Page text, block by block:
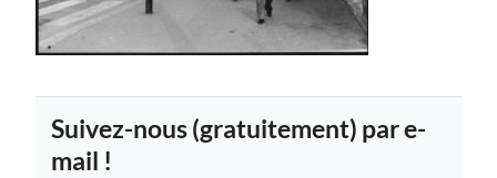
Suivez-nous (gratuitement) par e-
mail !